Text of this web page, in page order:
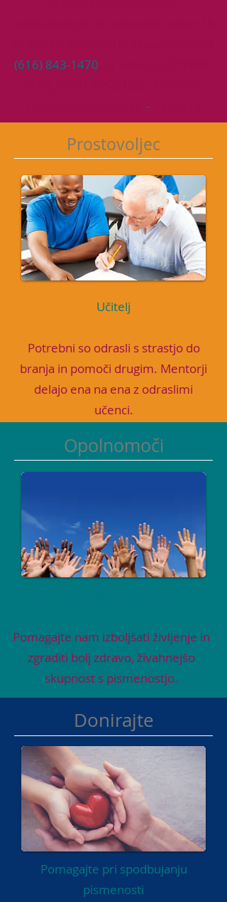
(616) 843-1470
-
Prostovoljec
Učitelj
Potrebni so odrasli s strastjo do
branja in pomoči drugim. Mentorji
delajo ena na ena z odraslimi
učenci.
Opolnomoči
Pomagajte nam izboljšati življenje in
zgraditi bolj zdravo, živahnejšo
skupnost s pismenostjo.
Donirajte
Pomagajte pri spodbujanju
pismenosti